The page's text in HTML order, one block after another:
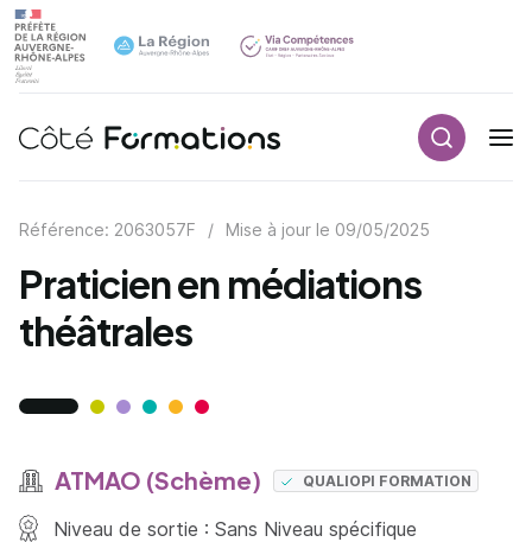
Navigation principale
Référence: 2063057F / Mise à jour le 09/05/2025
Praticien en médiations
théâtrales
ATMAO (Schème) QUALIOPI FORMATION
Niveau de sortie : Sans Niveau spécifique